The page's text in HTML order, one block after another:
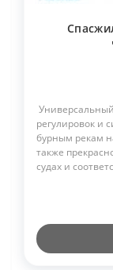
регулировок и
бурным рекам
также
судах и